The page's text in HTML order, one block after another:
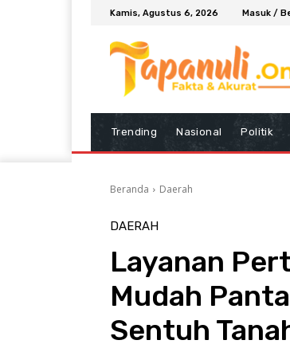
Kamis, Agustus 6, 2026 Masuk /
Trending Nasional Politik
Beranda Daerah
DAERAH
Layanan
Mudah
Sentuh